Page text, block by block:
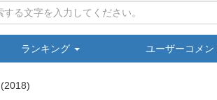
ランキング ユーザーコメン
2018